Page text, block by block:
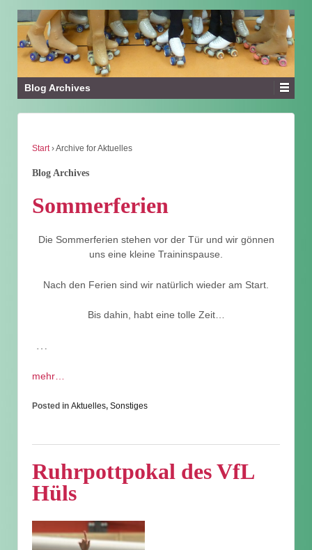
Blog Archives
Start ›Archive for Aktuelles
Blog Archives
Sommerferien
Die Sommerferien stehen vor der Tür und wir gönnen
uns eine kleine Traininspause.
Nach den Ferien sind wir natürlich wieder am Start.
Bis dahin, habt eine tolle Zeit…
…
mehr…
Posted in Aktuelles, Sonstiges
Ruhrpottpokal des VfL
Hüls